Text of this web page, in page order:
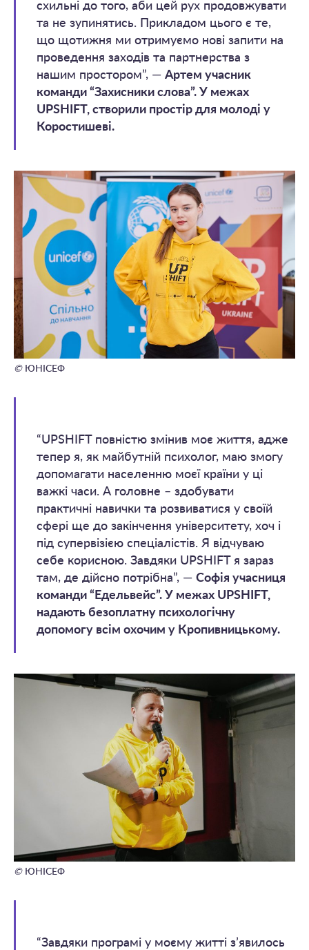
схильні до того, аби цей рух продовжувати
та не зупинятись. Прикладом цього є те,
що щотижня ми отримуємо нові запити на
проведення заходів та партнерства з
нашим простором”, — Артем учасник
команди “Захисники слова”. У межах
UPSHIFT, створили простір для молоді у
Коростишеві.
© ЮНІСЕФ
“UPSHIFT повністю змінив моє життя, адже
тепер я, як майбутній психолог, маю змогу
допомагати населенню моєї країни у ці
важкі часи. А головне – здобувати
практичні навички та розвиватися у своїй
сфері ще до закінчення університету, хоч і
під супервізією спеціалістів. Я відчуваю
себе корисною. Завдяки UPSHIFT я зараз
там, де дійсно потрібна”, — Софія учасниця
команди “Едельвейс”. У межах UPSHIFT,
надають безоплатну психологічну
допомогу всім охочим у Кропивницькому.
© ЮНІСЕФ
“Завдяки програмі у моєму житті з’явилось